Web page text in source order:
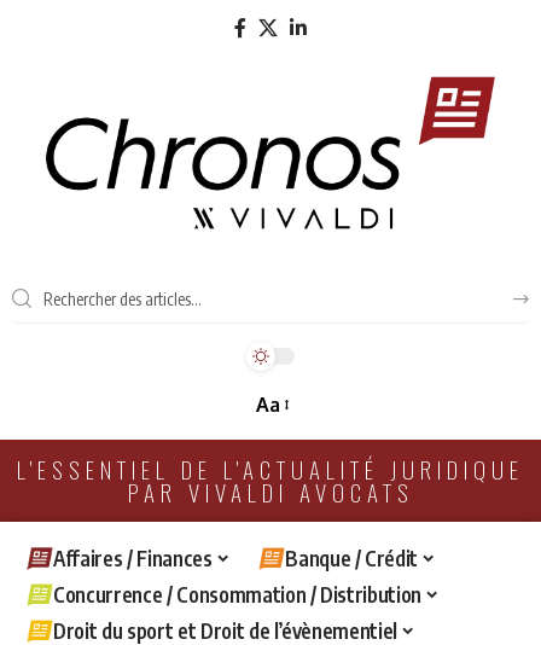
Aa
L'ESSENTIEL DE L'ACTUALITÉ JURIDIQUE
PAR VIVALDI AVOCATS
Affaires / Finances
Banque / Crédit
Concurrence / Consommation / Distribution
Droit du sport et Droit de l’évènementiel